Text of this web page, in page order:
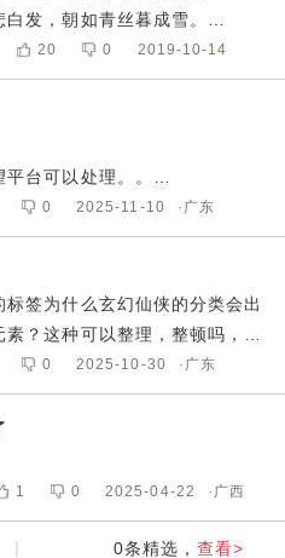
，朝如青丝暮成雪。
金樽空对月。
散尽还复来。
一饮三百杯。
倾耳听。
长醉不复醒。
十千恣欢谑。
沽取对君酌。
出换美酒，与尔同销万古
20 0 2019-10-14
台可以处理。。
不更新直接下掉
十万三个月，这样叠加，100
们标注断更，，，每次搜索不
，看着就是烦，，
0 2025-11-10 ·广东
签为什么玄幻仙侠的分类会出
？这种可以整理，整顿吗，要
些功能，不要出现相关词组标
0 2025-10-30 ·广东
1 0 2025-04-22 ·广西
0条精选，查看>